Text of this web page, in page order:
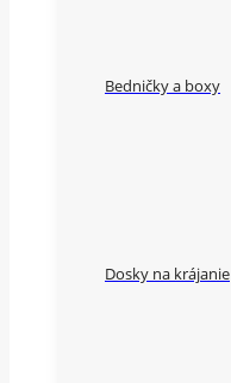
Bedničky a boxy
Dosky na krájanie